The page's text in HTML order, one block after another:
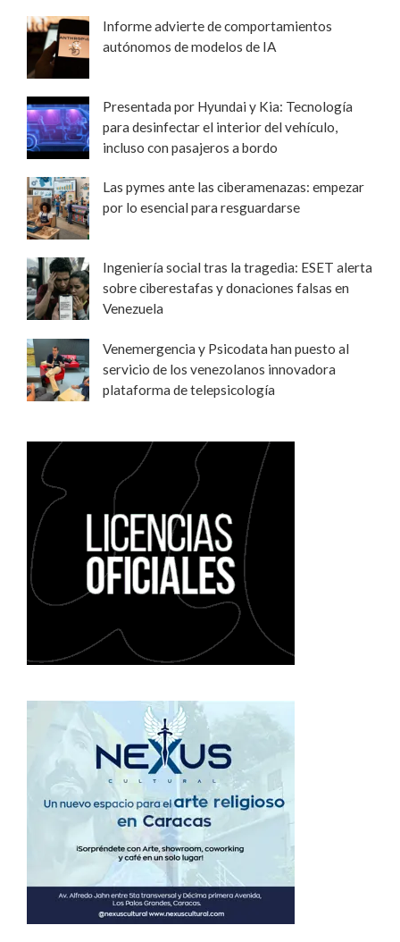
Informe advierte de comportamientos
autónomos de modelos de IA
Presentada por Hyundai y Kia: Tecnología
para desinfectar el interior del vehículo,
incluso con pasajeros a bordo
Las pymes ante las ciberamenazas: empezar
por lo esencial para resguardarse
Ingeniería social tras la tragedia: ESET alerta
sobre ciberestafas y donaciones falsas en
Venezuela
Venemergencia y Psicodata han puesto al
servicio de los venezolanos innovadora
plataforma de telepsicología